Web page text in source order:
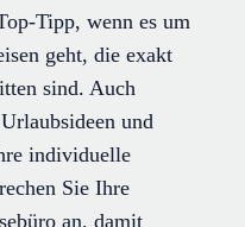
Tipp, wenn es um
geht, die exakt
sind. Auch
und
individuelle
Sie Ihre
an, damit